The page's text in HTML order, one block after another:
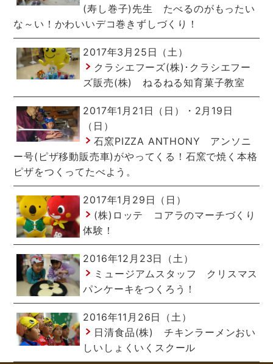
(寿し巻子)先生 たべるのがもったい
な～い！かわいいデコ巻きずしづくり！
2017年3月25日（土）
クラシエフーズ(株)･クラシエフー
ズ販売(株) ねるねる知育菓子教室
2017年1月21日（日）・2月19日
（日）
石窯PIZZA ANTHONY アンソニ
ー号(ピザ移動販売車)がやってくる！石窯で焼く本格
ピザをつくってたべよう。
2017年1月29日（日）
(株)ロッテ コアラのマーチづくり
体験！
2016年12月23日（土）
ミュージアムスタッフ クリスマス
パンケーキをつくろう！
2016年11月26日（土）
日清食品(株) チキンラーメンおい
しいしょくいくスクール